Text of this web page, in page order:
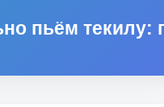
пьём текилу: